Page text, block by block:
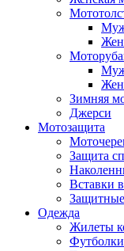
Зимняя
Джерси
Мотозащита
Защита
Вставки
Одежда
Жилеты
Футболки